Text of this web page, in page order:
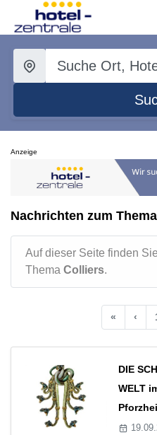
Anzeige
Nachrichten zum
Auf dieser Seite finden
Thema Colliers.
« ‹
DIE
WELT